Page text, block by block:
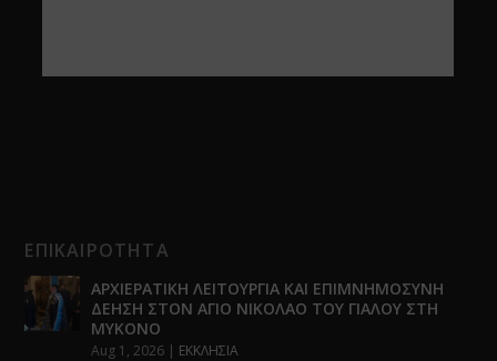
ΕΠΙΚΑΙΡΟΤΗΤΑ
ΑΡΧΙΕΡΑΤΙΚΗ ΛΕΙΤΟΥΡΓΙΑ ΚΑΙ ΕΠΙΜΝΗΜΟΣΥΝΗ
ΔΕΗΣΗ ΣΤΟΝ ΑΓΙΟ ΝΙΚΟΛΑΟ ΤΟΥ ΓΙΑΛΟΥ ΣΤΗ
ΜΥΚΟΝΟ
Aug 1, 2026 | ΕΚΚΛΗΣΙΑ